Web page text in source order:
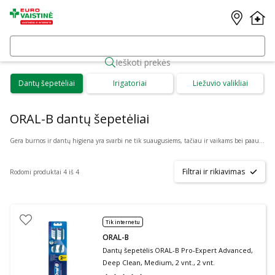
Ieškoti prekės
Dantų šepetėliai Irigatoriai Liežuvio valikliai
ORAL-B dantų šepetėliai
Gera burnos ir dantų higiena yra svarbi ne tik suaugusiems, tačiau ir vaikams bei paaugliams. Puikiai higienai palaikyti Eurovaistinė internete siūlo patogiai internetu įsigyti: Acca Kappa, Curaprox, Elmex, Gum, Jordan, Lacalut, Paradontax, Royal Denta, Sensodyne ir daugybės kitų gamintojų dantų šepetėlius bei jų rinkinius.
Rodomi produktai 4 iš 4 Filtrai ir rikiavimas
Tik internetu
ORAL-B
Dantų šepetėlis ORAL-B Pro-Expert Advanced,
Deep Clean, Medium, 2 vnt., 2 vnt.